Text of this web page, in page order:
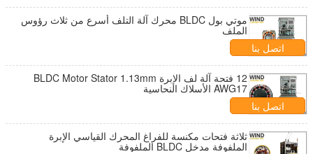
موتي بول BLDC محرك آلة التلف أسرع من ثلاث رؤوس
الملف
اتصل بنا
12 فتحة آلة لف الإبرة BLDC Motor Stator 1.13mm
AWG17 الأسلاك النحاسية
اتصل بنا
ثلاثة فتحات مكنسة للفراغ المحرك القياسي الإبرة
الملفوفة مدخل BLDC الملفوفة